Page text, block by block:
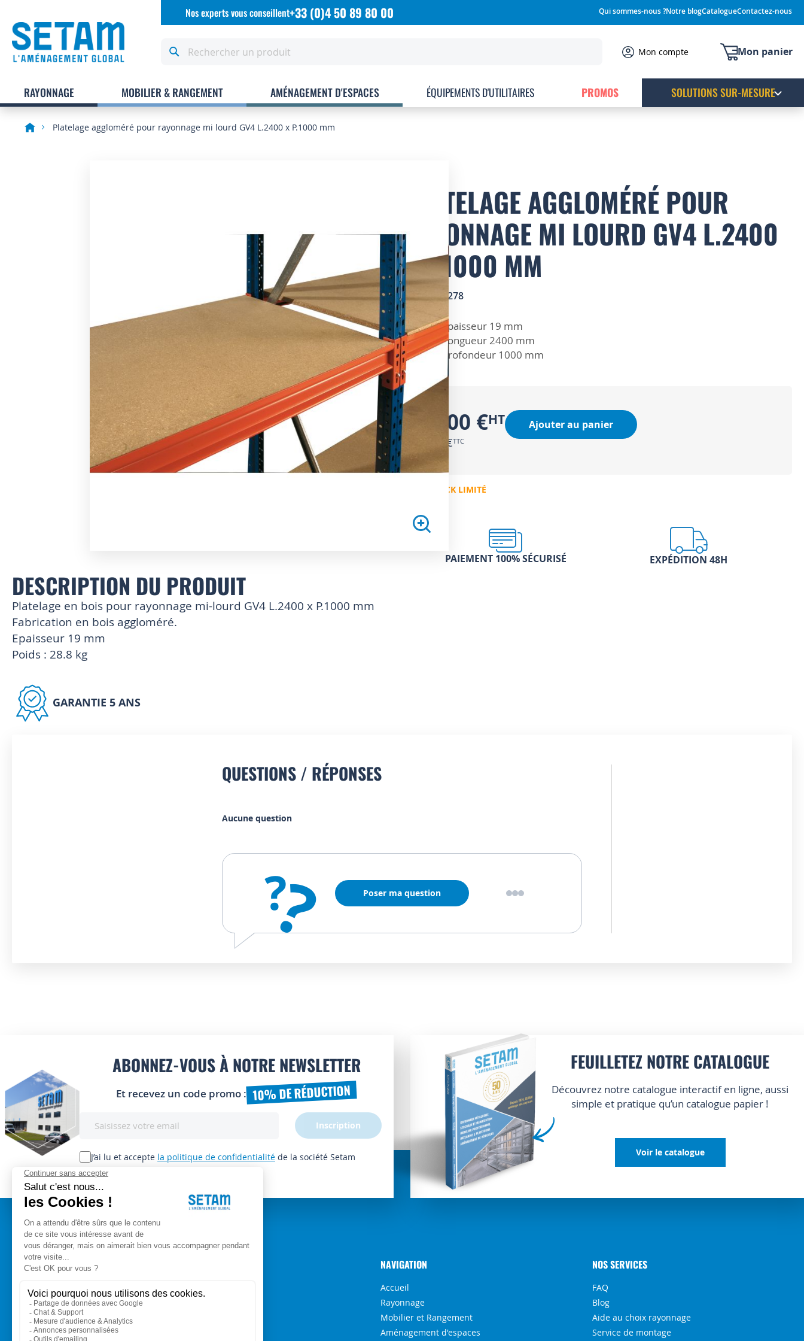
Allez
Qui sommes-nous ?Notre blogCatalogueContactez-nous
Nos experts vous conseillent+33 (0)4 50 89 80 00
Mon panier
Mon compte
RAYONNAGE MOBILIER & RANGEMENT AMÉNAGEMENT D'ESPACES ÉQUIPEMENTS D'UTILITAIRES PROMOS SOLUTIONS SUR-MESURE
Platelage aggloméré pour rayonnage mi lourd GV4 L.2400 x P.1000 mm
the
beginning
of
images
gallery
PLATELAGE AGGLOMÉRÉ POUR
RAYONNAGE MI LOURD GV4 L.2400
X P.1000 MM
SKU 5713278
ZOOM SUREpaisseur 19 mm
Longueur 2400 mm
Profondeur 1000 mm
57,00 €
68,40 €
Ajouter au panier
EN STOCK LIMITÉ
PAIEMENT 100% SÉCURISÉ EXPÉDITION 48H
DESCRIPTION DU PRODUIT
Platelage en bois pour rayonnage mi-lourd GV4 L.2400 x P.1000 mm
Fabrication en bois aggloméré.
Epaisseur 19 mm
Poids : 28.8 kg
GARANTIE 5 ANS
QUESTIONS / RÉPONSES
Aucune question
?
? Poser ma question
ABONNEZ-VOUS À NOTRE NEWSLETTER
Et recevez un code promo : 10% DE RÉDUCTION
lettre
d’information
:
J’ai lu et accepte la politique de confidentialité de la société Setam
Inscription
FEUILLETEZ NOTRE CATALOGUE
Découvrez notre catalogue interactif en ligne, aussi
simple et pratique qu’un catalogue papier !
Voir le catalogue
Setam Siège Social
153, rue de L'Arve
74950 SCIONZIER
Nos experts vous conseillent
Qui sommes-nous ?
NAVIGATION
Accueil
Rayonnage
Mobilier et Rangement
Aménagement d'espaces
NOS SERVICES
FAQ
Blog
Aide au choix rayonnage
Service de montage